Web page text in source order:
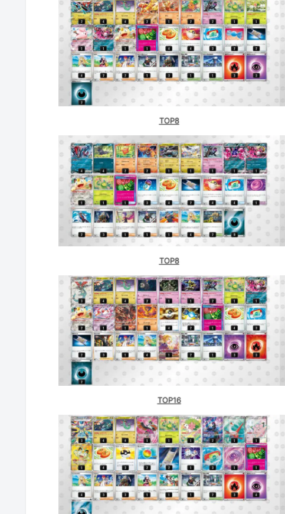
BOOKOFF 307号枚方池之宮店（大阪）
バトロコ 高田馬場（東京）
オレタン松山店（愛媛）
バトロコ 小山駅前（栃木）
Torecacamp大須店（愛知）
GIRAFULL京都店（京都）
アリオン皆生店（鳥取）
ブックオフ武蔵小金井（東京）
ブックオフ 相模大野店（神奈川）
トレカプラザ５５大須アメ横店（愛知）
フルコンプ 八王子本店（東京）
カードショップ裁龍（茨城）
バトロコ 盛岡大通（岩手）
BOOKOFF アミューあつぎ店（神奈川）
バトロコミニ苫小牧バイパス店（北海道）
バトロコ 新津田沼駅前（千葉）
宝島 酒田店（山形）
TOP8
TOP8
TOP16